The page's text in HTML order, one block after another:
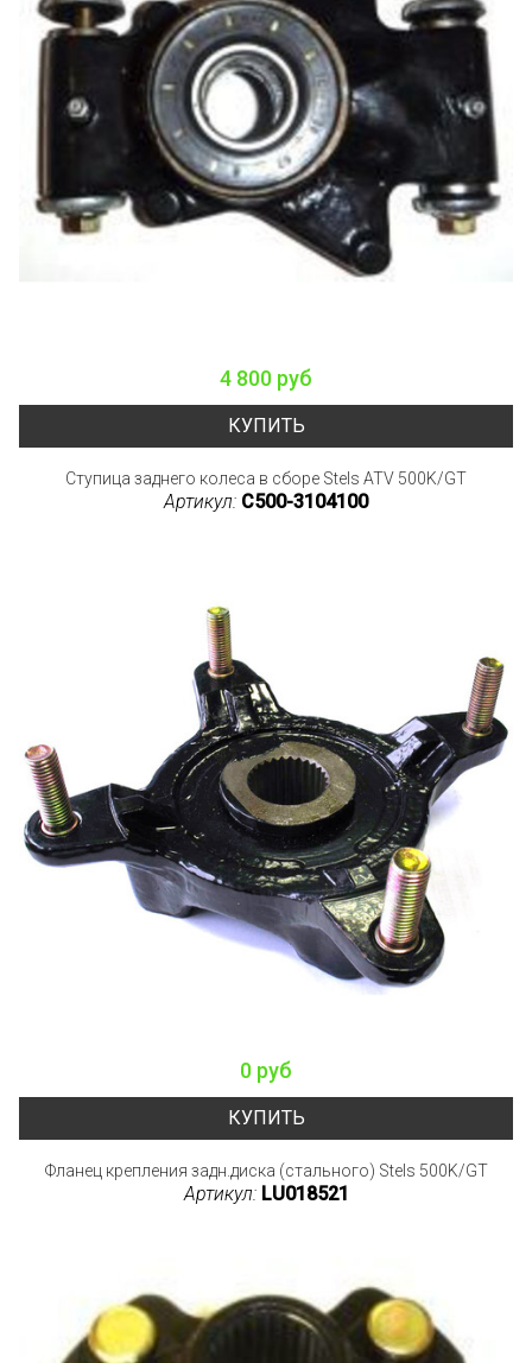
4 800 руб
КУПИТЬ
Ступица заднего колеса в сборе Stels ATV 500K/GT
Артикул: C500-3104100
0 руб
КУПИТЬ
Фланец крепления задн.диска (стального) Stels 500K/GT
Артикул: LU018521